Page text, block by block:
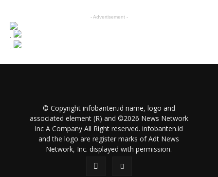
- Advertisement -
© Copyright infobanten.id name, logo and
associated element (R) and ©2026 News Network
Inc A Company All Right reserved. infobanten.id
and the logo are register marks of Adt News
Network, Inc. displayed with permission.